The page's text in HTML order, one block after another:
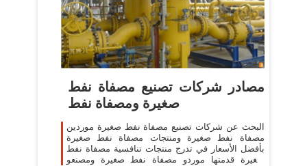
مصادر شركات تصنيع مصفاة نفط
صغيرة ومصفاة نفط
البحث عن شركات تصنيع مصفاة نفط صغيرة موردين
مصفاة نفط صغيرة ومنتجات مصفاة نفط صغيرة
بأفضل الأسعار في تدرج منتجات تنافسية مصفاة نفط
صغيرة قدمتها موردو مصفاة نفط صغيرة ومصنعو